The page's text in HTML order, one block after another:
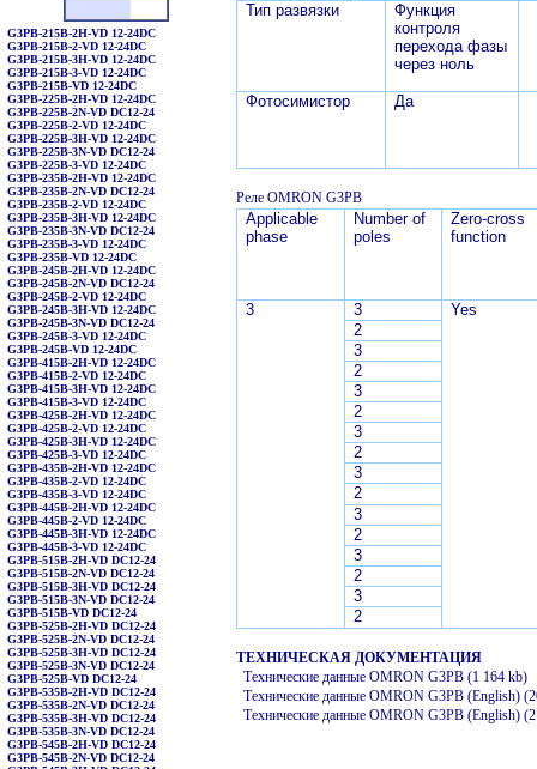
G3PB-215B-2H-VD 12-24DC
G3PB-215B-2-VD 12-24DC
G3PB-215B-3H-VD 12-24DC
G3PB-215B-3-VD 12-24DC
G3PB-215B-VD 12-24DC
G3PB-225B-2H-VD 12-24DC
G3PB-225B-2N-VD DC12-24
G3PB-225B-2-VD 12-24DC
G3PB-225B-3H-VD 12-24DC
G3PB-225B-3N-VD DC12-24
G3PB-225B-3-VD 12-24DC
G3PB-235B-2H-VD 12-24DC
G3PB-235B-2N-VD DC12-24
G3PB-235B-2-VD 12-24DC
G3PB-235B-3H-VD 12-24DC
G3PB-235B-3N-VD DC12-24
G3PB-235B-3-VD 12-24DC
G3PB-235B-VD 12-24DC
G3PB-245B-2H-VD 12-24DC
G3PB-245B-2N-VD DC12-24
G3PB-245B-2-VD 12-24DC
G3PB-245B-3H-VD 12-24DC
G3PB-245B-3N-VD DC12-24
G3PB-245B-3-VD 12-24DC
G3PB-245B-VD 12-24DC
G3PB-415B-2H-VD 12-24DC
G3PB-415B-2-VD 12-24DC
G3PB-415B-3H-VD 12-24DC
G3PB-415B-3-VD 12-24DC
G3PB-425B-2H-VD 12-24DC
G3PB-425B-2-VD 12-24DC
G3PB-425B-3H-VD 12-24DC
G3PB-425B-3-VD 12-24DC
G3PB-435B-2H-VD 12-24DC
G3PB-435B-2-VD 12-24DC
G3PB-435B-3-VD 12-24DC
G3PB-445B-2H-VD 12-24DC
G3PB-445B-2-VD 12-24DC
G3PB-445B-3H-VD 12-24DC
G3PB-445B-3-VD 12-24DC
G3PB-515B-2H-VD DC12-24
G3PB-515B-2N-VD DC12-24
G3PB-515B-3H-VD DC12-24
G3PB-515B-3N-VD DC12-24
G3PB-515B-VD DC12-24
G3PB-525B-2H-VD DC12-24
G3PB-525B-2N-VD DC12-24
G3PB-525B-3H-VD DC12-24
G3PB-525B-3N-VD DC12-24
G3PB-525B-VD DC12-24
G3PB-535B-2H-VD DC12-24
G3PB-535B-2N-VD DC12-24
G3PB-535B-3H-VD DC12-24
G3PB-535B-3N-VD DC12-24
G3PB-545B-2H-VD DC12-24
G3PB-545B-2N-VD DC12-24
Тип развязки
Функция
контроля
перехода фазы
через ноль
Фотосимистор Да
Реле OMRON G3PB
Applicable
phase
Number of
poles
Zero-cross
function
3 3
Yes
2
3
2
3
2
3
2
3
2
3
2
3
2
3
2
ТЕХНИЧЕСКАЯ ДОКУМЕНТАЦИЯ
Технические данные OMRON G3PB (1 164 kb)
Технические данные OMRON G3PB (English)
Технические данные OMRON G3PB (English)